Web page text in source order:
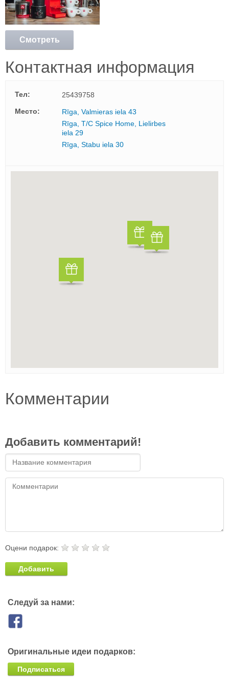
Смотреть
Контактная информация
Тел:
25439758
Mесто:
Rīga, Valmieras iela 43
Rīga, T/C Spice Home, Lielirbes
iela 29
Rīga, Stabu iela 30
Комментарии
Добавить комментарий!
Оцени подарок:
Добавить
Следуй за нами:
Оригинальные идеи подарков:
Подписаться